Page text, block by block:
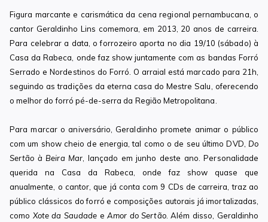
Figura marcante e carismática da cena regional pernambucana, o
cantor Geraldinho Lins comemora, em 2013, 20 anos de carreira.
Para celebrar a data, o forrozeiro aporta no dia 19/10 (sábado) à
Casa da Rabeca, onde faz show juntamente com as bandas Forró
Serrado e Nordestinos do Forró. O arraial está marcado para 21h,
seguindo as tradições da eterna casa do Mestre Salu, oferecendo
o melhor do forró pé-de-serra da Região Metropolitana.
Para marcar o aniversário, Geraldinho promete animar o público
com um show cheio de energia, tal como o de seu último DVD, Do
Sertão à Beira Mar , lançado em junho deste ano. Personalidade
querida na Casa da Rabeca, onde faz show quase que
anualmente, o cantor, que já conta com 9 CDs de carreira, traz ao
público clássicos do forró e composições autorais já imortalizadas,
como Xote da Saudade eAmor do Sertão. Além disso, Geraldinho